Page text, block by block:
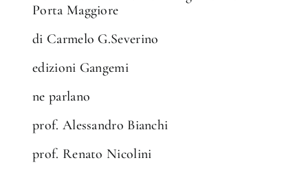
Porta Maggiore
di Carmelo G.Severino
edizioni Gangemi
ne parlano
prof. Alessandro Bianchi
prof. Renato Nicolini